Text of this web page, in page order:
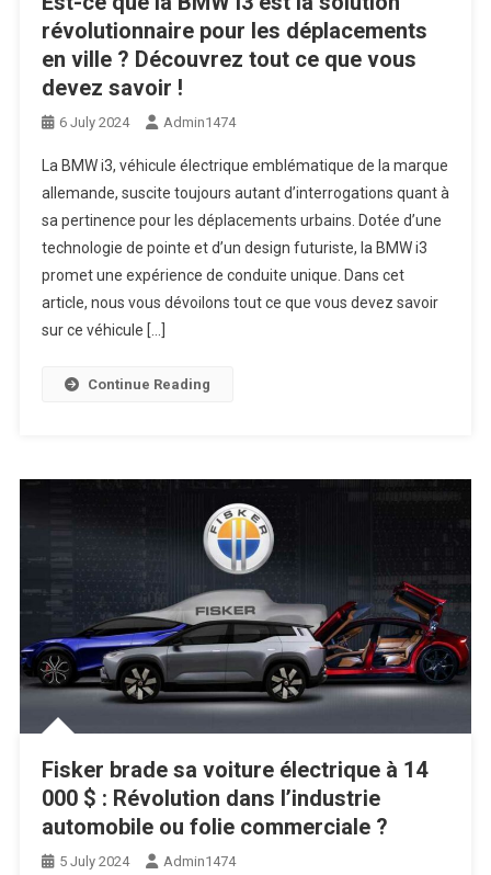
révolutionnaire pour les déplacements
en ville ? Découvrez tout ce que vous
devez savoir !
6 July 2024 Admin1474
La BMW i3, véhicule électrique emblématique de la marque
allemande, suscite toujours autant d’interrogations quant à
sa pertinence pour les déplacements urbains. Dotée d’une
technologie de pointe et d’un design futuriste, la BMW i3
promet une expérience de conduite unique. Dans cet
article, nous vous dévoilons tout ce que vous devez savoir
sur ce véhicule […]
Continue Reading
Fisker brade sa voiture électrique à 14
000 $ : Révolution dans l’industrie
automobile ou folie commerciale ?
5 July 2024 Admin1474